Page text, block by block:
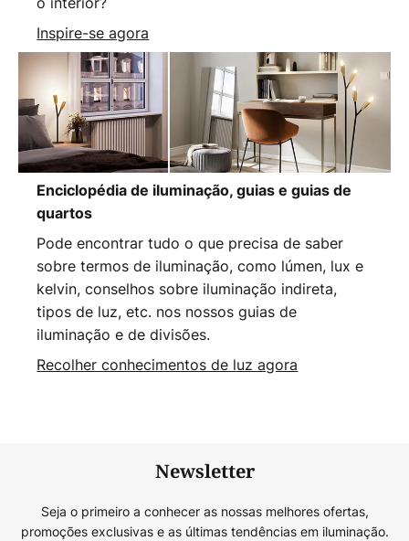
Inspire-se agora
Enciclopédia de iluminação, guias e guias de
quartos
Pode encontrar tudo o que precisa de saber
sobre termos de iluminação, como lúmen, lux e
kelvin, conselhos sobre iluminação indireta,
tipos de luz, etc. nos nossos guias de
iluminação e de divisões.
Recolher conhecimentos de luz agora
Newsletter
Seja o primeiro a conhecer as nossas melhores ofertas,
promoções exclusivas e as últimas tendências em iluminação.